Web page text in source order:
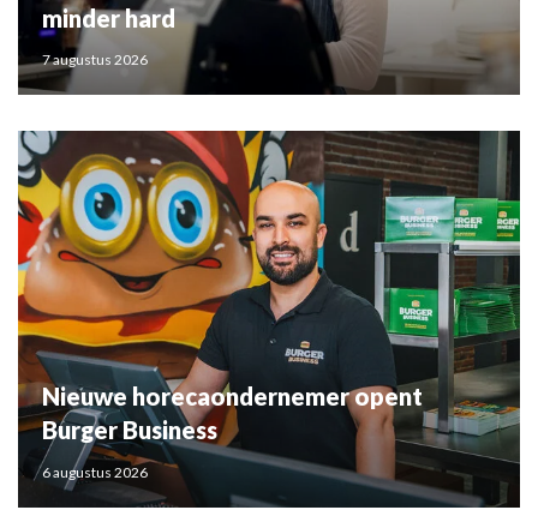
minder hard
7 augustus 2026
Nieuwe horecaondernemer opent
Burger Business
6 augustus 2026